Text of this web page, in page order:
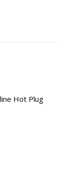
Hot Plug